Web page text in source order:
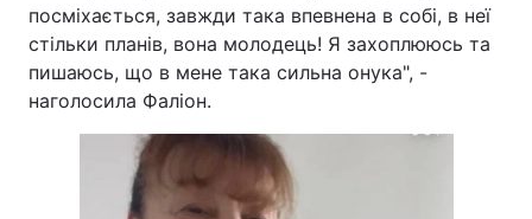
посміхається, завжди така впевнена в собі, в неї
стільки планів, вона молодець! Я захоплююсь та
пишаюсь, що в мене така сильна онука", -
наголосила Фаліон.